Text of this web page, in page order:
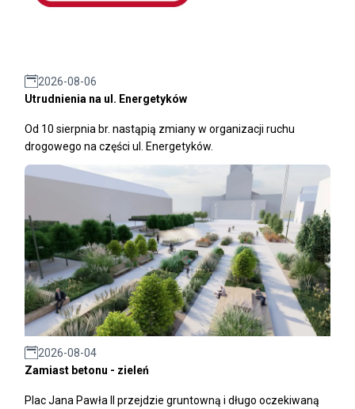
2026-08-06
Utrudnienia na ul. Energetyków
Od 10 sierpnia br. nastąpią zmiany w organizacji ruchu
drogowego na części ul. Energetyków.
2026-08-04
Zamiast betonu - zieleń
Plac Jana Pawła II przejdzie gruntowną i długo oczekiwaną